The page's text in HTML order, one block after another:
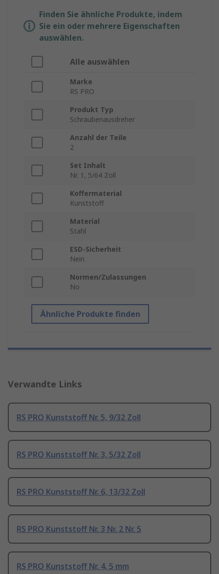
Finden Sie ähnliche Produkte, indem
Sie ein oder mehrere Eigenschaften
auswählen.
Alle auswählen
Marke
RS PRO
Produkt Typ
Schraubenausdreher
Anzahl der Teile
2
Set Inhalt
Nr. 1, 5/64 Zoll
Koffermaterial
Kunststoff
Material
Stahl
ESD-Sicherheit
Nein
Normen/Zulassungen
No
Ähnliche Produkte finden
Verwandte Links
RS PRO Kunststoff Nr. 5, 9/32 Zoll
RS PRO Kunststoff Nr. 3, 5/32 Zoll
RS PRO Kunststoff Nr. 6, 13/32 Zoll
RS PRO Kunststoff Nr. 3 Nr. 2 Nr. 5
RS PRO Kunststoff Nr. 4, 5 mm